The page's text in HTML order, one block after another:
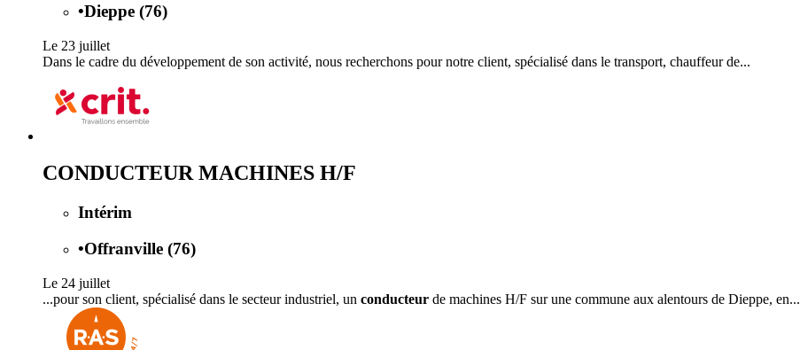
•Dieppe (76)
Le 23 juillet
Dans le cadre du développement de son activité, nous recherchons pour notre client, spécialisé dans le transport, chauffeur de...
CONDUCTEUR MACHINES H/F
Intérim
•Offranville (76)
Le 24 juillet
...pour son client, spécialisé dans le secteur industriel, un conducteur de machines H/F sur une commune aux alentours de Dieppe, en...